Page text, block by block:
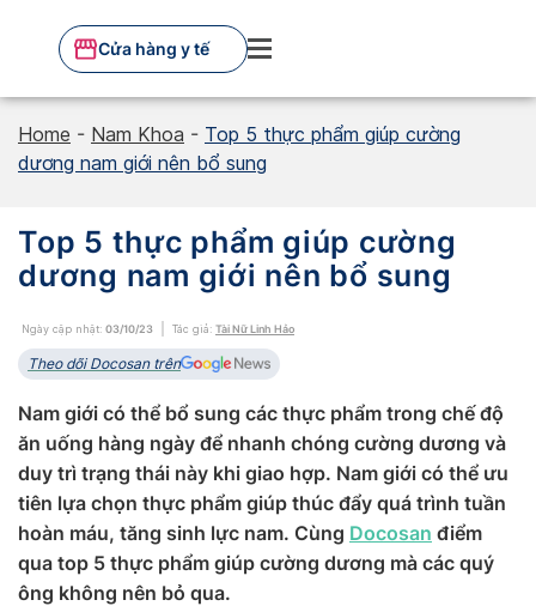
content
Cửa hàng y tế
Home - Nam Khoa - Top 5 thực phẩm giúp cường
dương nam giới nên bổ sung
Top 5 thực phẩm giúp cường
dương nam giới nên bổ sung
Ngày cập nhật: 03/10/23 Tác giả: Tài Nữ Linh Hảo
Theo dõi Docosan trên
Nam giới có thể bổ sung các thực phẩm trong chế độ
ăn uống hàng ngày để nhanh chóng cường dương và
duy trì trạng thái này khi giao hợp. Nam giới có thể ưu
tiên lựa chọn thực phẩm giúp thúc đẩy quá trình tuần
hoàn máu, tăng sinh lực nam. Cùng Docosan điểm
qua top 5 thực phẩm giúp cường dương mà các quý
ông không nên bỏ qua.